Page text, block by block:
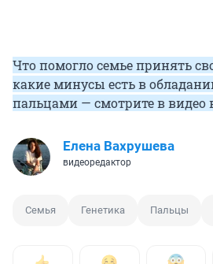
Что помогло семье принять
какие минусы есть в
пальцами — смотрите в видео
Елена Вахрушева
видеоредактор
Семья Генетика Пальцы